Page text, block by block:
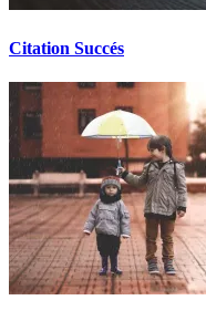
Citation Succés